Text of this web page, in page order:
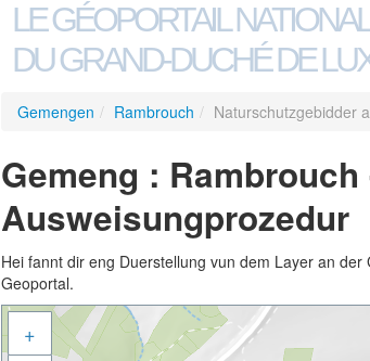
LE GÉOPORTAIL NATIONAL
DU GRAND-DUCHÉ DE
Gemengen / Rambrouch / Naturschutzgebidder
Gemeng :
Ausweisungprozedur
Hei fannt dir eng Duerstellung vun dem Layer an
Geoportal.
+